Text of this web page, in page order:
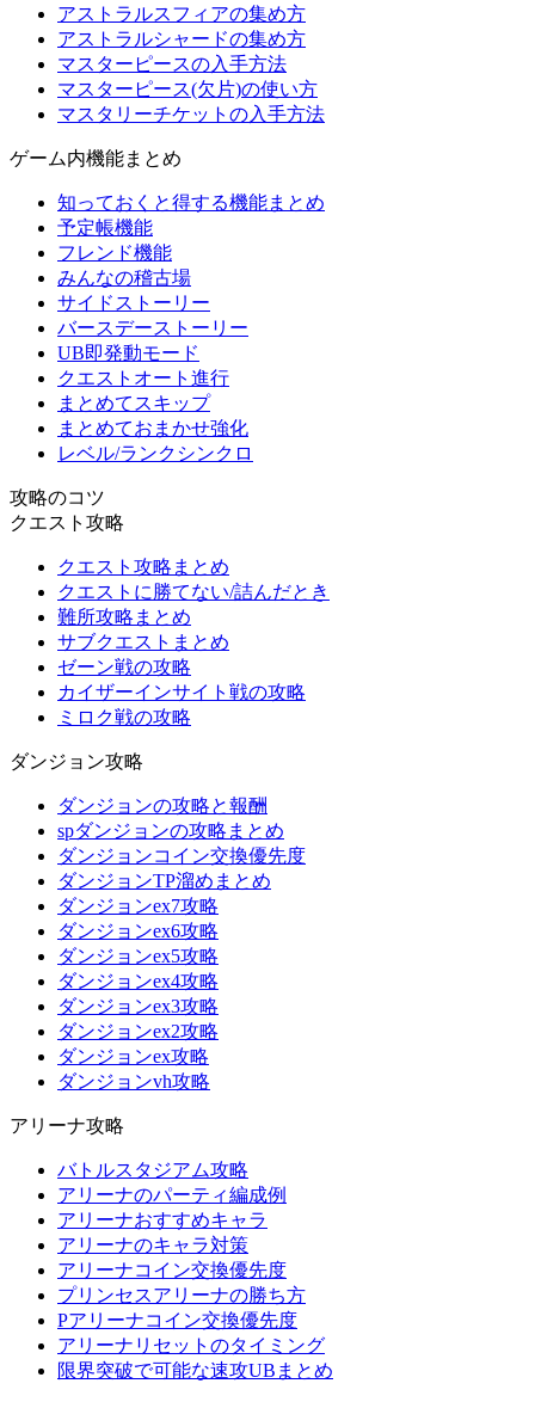
アストラルスフィアの集め方
アストラルシャードの集め方
マスターピースの入手方法
マスターピース(欠片)の使い方
マスタリーチケットの入手方法
ゲーム内機能まとめ
知っておくと得する機能まとめ
予定帳機能
フレンド機能
みんなの稽古場
サイドストーリー
バースデーストーリー
UB即発動モード
クエストオート進行
まとめてスキップ
まとめておまかせ強化
レベル/ランクシンクロ
攻略のコツ
クエスト攻略
クエスト攻略まとめ
クエストに勝てない/詰んだとき
難所攻略まとめ
サブクエストまとめ
ゼーン戦の攻略
カイザーインサイト戦の攻略
ミロク戦の攻略
ダンジョン攻略
ダンジョンの攻略と報酬
spダンジョンの攻略まとめ
ダンジョンコイン交換優先度
ダンジョンTP溜めまとめ
ダンジョンex7攻略
ダンジョンex6攻略
ダンジョンex5攻略
ダンジョンex4攻略
ダンジョンex3攻略
ダンジョンex2攻略
ダンジョンex攻略
ダンジョンvh攻略
アリーナ攻略
バトルスタジアム攻略
アリーナのパーティ編成例
アリーナおすすめキャラ
アリーナのキャラ対策
アリーナコイン交換優先度
プリンセスアリーナの勝ち方
Pアリーナコイン交換優先度
アリーナリセットのタイミング
限界突破で可能な速攻UBまとめ